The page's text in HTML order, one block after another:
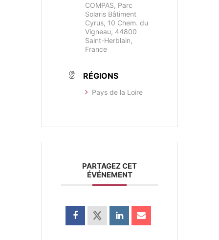
COMPAS, Parc
Solaris Bâtiment
Cyrus, 10 Chem. du
Vigneau, 44800
Saint-Herblain,
France
RÉGIONS
Pays de la Loire
PARTAGEZ CET
ÉVÉNEMENT